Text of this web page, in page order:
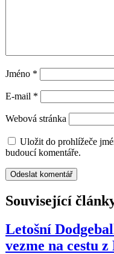
Jméno *
E-mail *
Webová stránka
Uložit do prohlížeče
budoucí komentáře.
Související
Letošní
vezme na cestu